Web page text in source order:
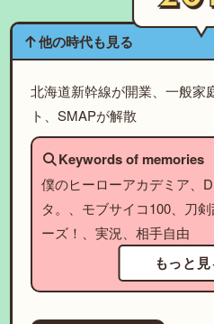
他の時代も見る
北海道新幹線が開業、一般家
ト、SMAPが解散
Keywords of memories
僕のヒーローアカデミア、
タ。、モブサイコ100、刀
ーズ！、実況、相手自由
もっと見